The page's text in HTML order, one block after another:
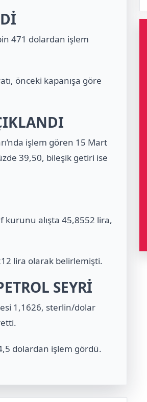
471 dolardan işlem
önceki kapanışa göre
işlem gören 15 Mart
39,50, bileşik getiri ise
kurunu alışta 45,8552 lira,
lira olarak belirlemişti.
SEYRİ
1,1626, sterlin/dolar
dolardan işlem gördü.